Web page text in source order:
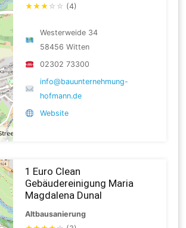
★★★ ☆ ☆ (4)
Westerweide 34
58456 Witten
02302 73300
info@bauunternehmung-
hofmann.de
Website
1 Euro Clean
Gebäudereinigung Maria
Magdalena Dunal
Altbausanierung